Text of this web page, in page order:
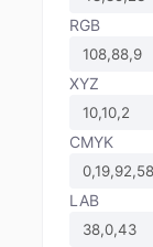
RGB
XYZ
CMYK
LAB